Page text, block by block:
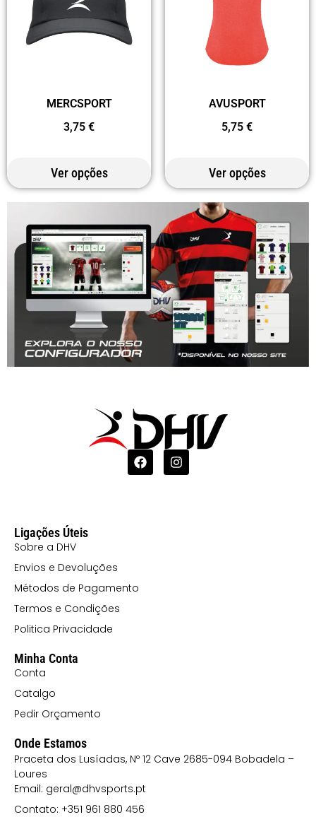
MERCSPORT
3,75 €
Ver opções
AVUSPORT
5,75 €
Ver opções
Ligações Úteis
Sobre a DHV
Envios e Devoluções
Métodos de Pagamento
Termos e Condições
Politica Privacidade
Minha Conta
Conta
Catalgo
Pedir Orçamento
Onde Estamos
Praceta dos Lusíadas, Nº 12 Cave 2685-094 Bobadela –
Loures
Email: geral@dhvsports.pt
Contato: +351 961 880 456